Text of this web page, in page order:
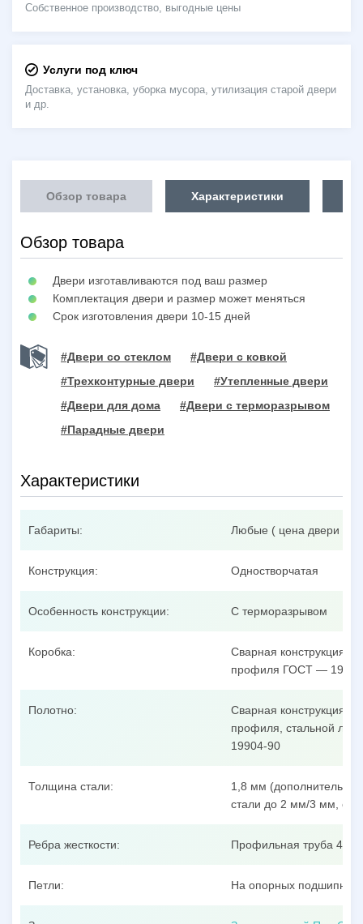
Собственное производство, выгодные цены
Услуги под ключ
Доставка, установка, уборка мусора, утилизация старой двери
и др.
Обзор товара Характеристики
Обзор товара
Двери изготавливаются под ваш размер
Комплектация двери и размер может меняться
Срок изготовления двери 10-15 дней
#Двери со стеклом
#Двери с ковкой
#Трехконтурные двери
#Утепленные двери
#Двери для дома
#Двери с терморазрывом
#Парадные двери
Характеристики
Габариты: Любые ( цена двери
Конструкция: Одностворчатая
Особенность конструкции: С терморазрывом
Коробка:
Сварная конструкция из
профиля ГОСТ —
Полотно:
Сварная конструкция из
профиля, стальной
19904-90
Толщина стали:
1,8 мм
стали до 2 мм/3 мм,
Ребра жесткости: Профильная труба
Петли: На опорных